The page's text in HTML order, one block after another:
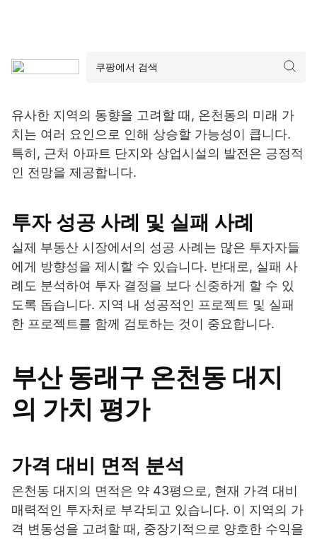
유사한 지역의 동향을 고려할 때, 온천동의 미래 가
치는 여러 요인으로 인해 상승할 가능성이 큽니다.
특히, 근처 아파트 단지와 상업시설의 발전은 긍정적
인 전망을 제공합니다.
투자 성공 사례 및 실패 사례
실제 부동산 시장에서의 성공 사례는 많은 투자자들
에게 방향성을 제시할 수 있습니다. 반대로, 실패 사
례도 분석하여 투자 결정을 보다 신중하게 할 수 있
도록 돕습니다. 지역 내 성공적인 프로젝트 및 실패
한 프로젝트를 함께 검토하는 것이 중요합니다.
부산 동래구 온천동 대지
의 가치 평가
가격 대비 면적 분석
온천동 대지의 면적은 약 43평으로, 현재 가격 대비
매력적인 투자처로 부각되고 있습니다. 이 지역의 가
격 변동성을 고려할 때, 중장기적으로 양호한 수익을